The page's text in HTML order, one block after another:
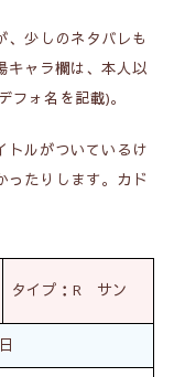
、少しのネタバレも
キャラ欄は、本人以
ォ名を記載)。
トルがついているけ
ったりします。カド
タイプ：R サン